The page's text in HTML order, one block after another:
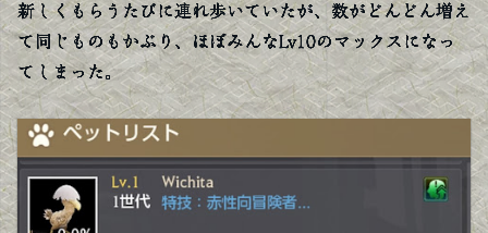
新しくもらうたびに連れ歩いていたが、数がどんどん増え
て同じものもかぶり、ほぼみんなLv10のマックスになっ
てしまった。